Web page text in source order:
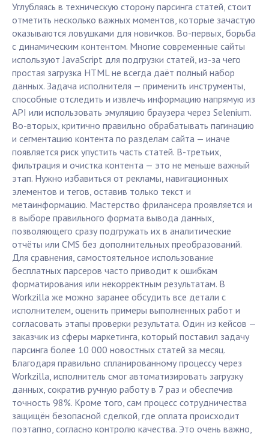
Углубляясь в техническую сторону парсинга статей, стоит
отметить несколько важных моментов, которые зачастую
оказываются ловушками для новичков. Во-первых, борьба
с динамическим контентом. Многие современные сайты
используют JavaScript для подгрузки статей, из-за чего
простая загрузка HTML не всегда даёт полный набор
данных. Задача исполнителя — применить инструменты,
способные отследить и извлечь информацию напрямую из
API или использовать эмуляцию браузера через Selenium.
Во-вторых, критично правильно обрабатывать пагинацию
и сегментацию контента по разделам сайта — иначе
появляется риск упустить часть статей. В-третьих,
фильтрация и очистка контента — это не меньше важный
этап. Нужно избавиться от рекламы, навигационных
элементов и тегов, оставив только текст и
метаинформацию. Мастерство фрилансера проявляется и
в выборе правильного формата вывода данных,
позволяющего сразу подгружать их в аналитические
отчёты или CMS без дополнительных преобразований.
Для сравнения, самостоятельное использование
бесплатных парсеров часто приводит к ошибкам
форматирования или некорректным результатам. В
Workzilla же можно заранее обсудить все детали с
исполнителем, оценить примеры выполненных работ и
согласовать этапы проверки результата. Один из кейсов —
заказчик из сферы маркетинга, который поставил задачу
парсинга более 10 000 новостных статей за месяц.
Благодаря правильно спланированному процессу через
Workzilla, исполнитель смог автоматизировать загрузку
данных, сократив ручную работу в 7 раз и обеспечив
точность 98%. Кроме того, сам процесс сотрудничества
защищён безопасной сделкой, где оплата происходит
поэтапно, согласно контролю качества. Это очень важно,